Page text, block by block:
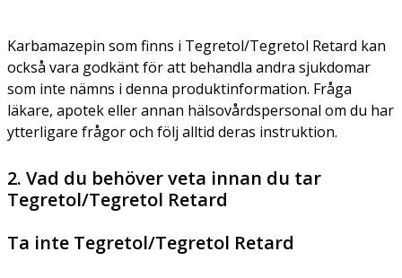
Karbamazepin som finns i Tegretol/Tegretol Retard kan
också vara godkänt för att behandla andra sjukdomar
som inte nämns i denna produktinformation. Fråga
läkare, apotek eller annan hälsovårdspersonal om du har
ytterligare frågor och följ alltid deras instruktion.
2. Vad du behöver veta innan du tar
Tegretol/Tegretol Retard
Ta inte Tegretol/Tegretol Retard